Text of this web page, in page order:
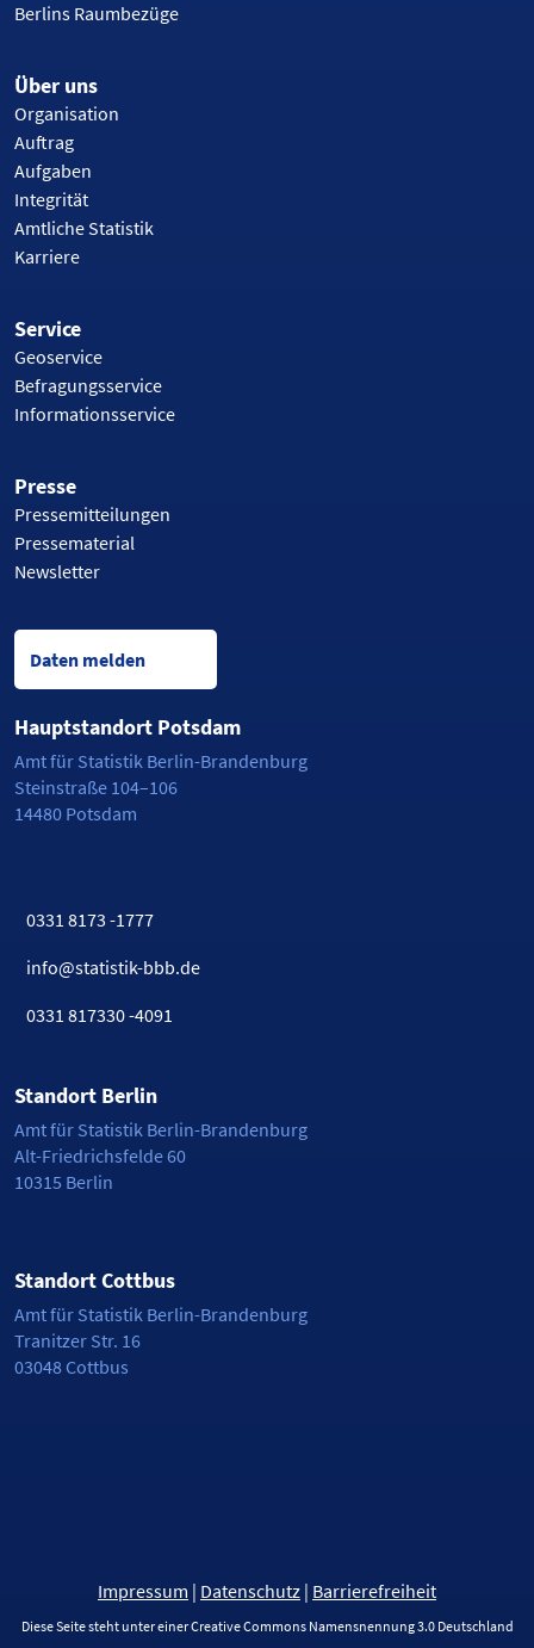
Berlins Raumbezüge
Über uns
Organisation
Auftrag
Aufgaben
Integrität
Amtliche Statistik
Karriere
Service
Geoservice
Befragungsservice
Informationsservice
Presse
Pressemitteilungen
Pressematerial
Newsletter
Daten melden
Hauptstandort Potsdam
Amt für Statistik Berlin-Brandenburg
Steinstraße 104–106
14480 Potsdam
0331 8173 -1777
info@statistik-bbb.de
0331 817330 -4091
Standort Berlin
Amt für Statistik Berlin-Brandenburg
Alt-Friedrichsfelde 60
10315 Berlin
Standort Cottbus
Amt für Statistik Berlin-Brandenburg
Tranitzer Str. 16
03048 Cottbus
Impressum | Datenschutz | Barrierefreiheit
Diese Seite steht unter einer Creative Commons Namensnennung 3.0 Deutschland